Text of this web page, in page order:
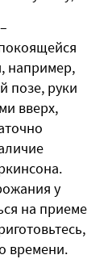
например,
позе, руки
вверх,
у
на приеме
времени.